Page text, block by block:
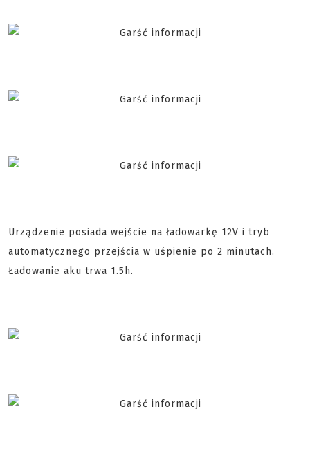
Urządzenie posiada wejście na ładowarkę 12V i tryb
automatycznego przejścia w uśpienie po 2 minutach.
Ładowanie aku trwa 1.5h.